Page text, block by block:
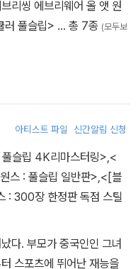
리씽 에브리웨어 올 앳 원
러 풀슬립> … 총 7종 (모두보
아티스트 파일 신간알림 신청
슬립 4K리마스터링>,<
스 : 풀슬립 일반판>,<[블
: 300장 한정판 독점 스틸
다. 부모가 중국인인 그녀
스포츠에 뛰어난 재능을